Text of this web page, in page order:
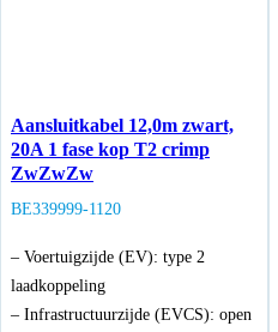
Aansluitkabel 12,0m zwart,
20A 1 fase kop T2 crimp
ZwZwZw
BE339999-1120
– Voertuigzijde (EV): type 2
laadkoppeling
– Infrastructuurzijde (EVCS): open